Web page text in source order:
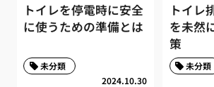
トイレを停電時に安全
に使うための準備とは
2024.10.30
未分類
トイレ
を未然
策
未分類